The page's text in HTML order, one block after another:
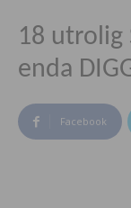
18 utrolig
enda
Facebook